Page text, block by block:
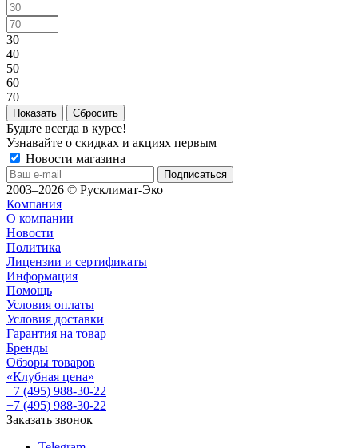
30
40
50
60
70
Сбросить
Будьте всегда в курсе!
Узнавайте о скидках и акциях первым
Новости магазина
2003–2026 © Русклимат-Эко
Компания
О компании
Новости
Политика
Лицензии и сертификаты
Информация
Помощь
Условия оплаты
Условия доставки
Гарантия на товар
Бренды
Обзоры товаров
«Клубная цена»
+7 (495) 988-30-22
+7 (495) 988-30-22
Заказать звонок